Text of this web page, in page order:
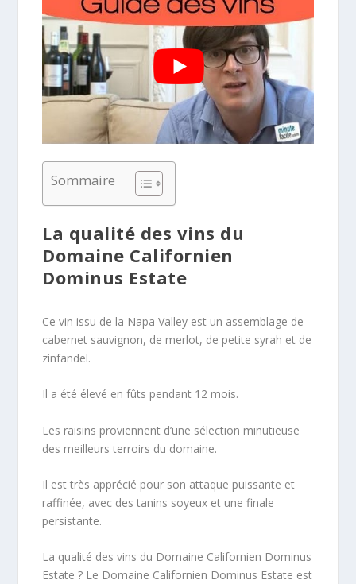
Sommaire
La qualité des vins du
Domaine Californien
Dominus Estate
Ce vin issu de la Napa Valley est un assemblage de
cabernet sauvignon, de merlot, de petite syrah et de
zinfandel.
Il a été élevé en fûts pendant 12 mois.
Les raisins proviennent d’une sélection minutieuse
des meilleurs terroirs du domaine.
Il est très apprécié pour son attaque puissante et
raffinée, avec des tanins soyeux et une finale
persistante.
La qualité des vins du Domaine Californien Dominus
Estate ? Le Domaine Californien Dominus Estate est